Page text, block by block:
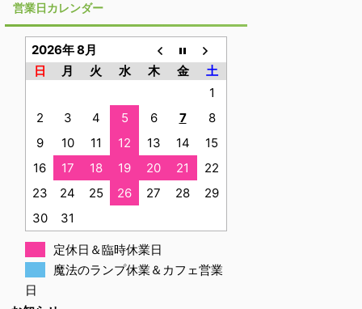
営業日カレンダー
2026年 8月
日
月 火 水 木 金
土
1
2
3 4 5 6 7
8
9
10 11 12 13 14
15
16
17 18 19 20 21
22
23
24 25 26 27 28
29
30
31
定休日＆臨時休業日
魔法のランプ休業＆カフェ営業
日